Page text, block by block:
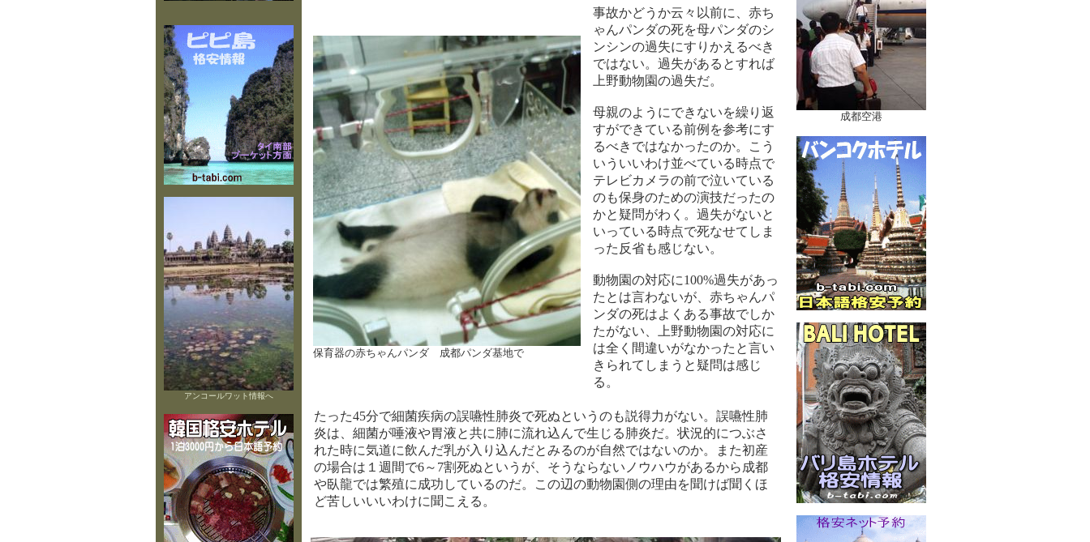
アンコールワット情報へ
保育器の赤ちゃんパンダ 成都パンダ基地で
事故かどうか云々以前に、赤ち
ゃんパンダの死を母パンダのシ
ンシンの過失にすりかえるべき
ではない。過失があるとすれば
上野動物園の過失だ。
母親のようにできないを繰り返
すができている前例を参考にす
るべきではなかったのか。こう
いういいわけ並べている時点で
テレビカメラの前で泣いている
のも保身のための演技だったの
かと疑問がわく。過失がないと
いっている時点で死なせてしま
った反省も感じない。
動物園の対応に100%過失があっ
たとは言わないが、赤ちゃんパ
ンダの死はよくある事故でしか
たがない、上野動物園の対応に
は全く間違いがなかったと言い
きられてしまうと疑問は感じ
る。
たった45分で細菌疾病の誤嚥性肺炎で死ぬというのも説得力がない。誤嚥性肺
炎は、細菌が唾液や胃液と共に肺に流れ込んで生じる肺炎だ。状況的につぶさ
れた時に気道に飲んだ乳が入り込んだとみるのが自然ではないのか。また初産
の場合は１週間で6～7割死ぬというが、そうならないノウハウがあるから成都
や臥龍では繁殖に成功しているのだ。この辺の動物園側の理由を聞けば聞くほ
ど苦しいいいわけに聞こえる。
成都空港